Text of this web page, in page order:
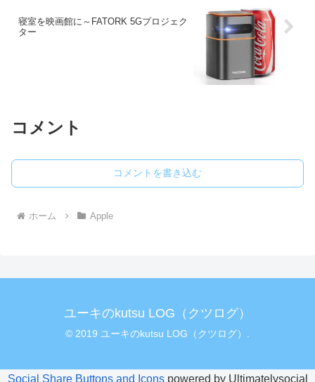
寝室を映画館に～FATORK 5Gプロジェク
ター
コメント
コメントを書き込む
ホーム Apple
ユーキのkutsu LOG（クツログ）
© 2019 ユーキのkutsu LOG（クツログ）.
Social Share Buttons and Iconspowered by Ultimatelysocial